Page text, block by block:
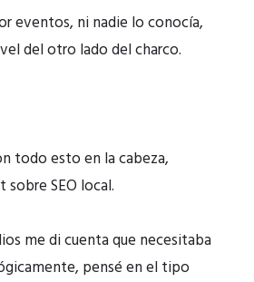
eventos, ni nadie lo conocía,
del otro lado del charco.
todo esto en la cabeza,
SEO local.
me di cuenta que necesitaba
pensé en el tipo